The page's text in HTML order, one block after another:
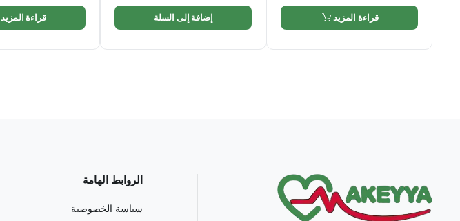
قراءة المزيد إضافة إلى السلة قراءة المزيد
الروابط الهامة
سياسة الخصوصية